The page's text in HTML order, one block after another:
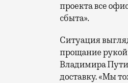
проекта все
сбыта».
Ситуация
прощание рукой
Владимира
доставку. «Мы